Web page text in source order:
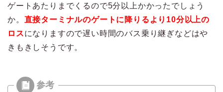
ゲートあたりまでくるので5分以上かかったでしょう
か。 直接ターミナルのゲートに降りるより10分以上の
ロスになりますので遅い時間のバス乗り継ぎなどはや
きもきしそうです。